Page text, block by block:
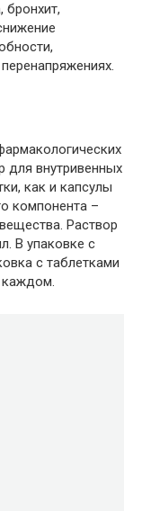
бронхит,
для внутривенных
как и капсулы
компонента –
Раствор
В упаковке с
с таблетками
каждом.